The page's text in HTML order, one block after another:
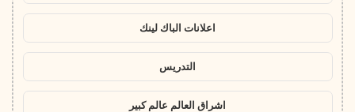
اعلانات الباك لينك
التدريس
اشراق العالم عالم كبير